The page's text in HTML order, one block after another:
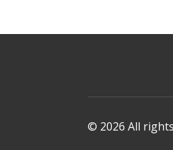
© 2026 All